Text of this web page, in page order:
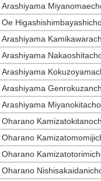
Miyanokitacho